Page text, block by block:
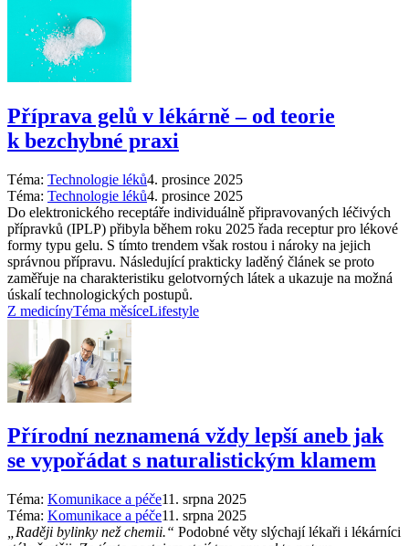
Příprava gelů v lékárně –⁠ od teorie
k bezchybné praxi
Téma: Technologie léků4. prosince 2025
Téma: Technologie léků4. prosince 2025
Do elektronického receptáře individuálně připravovaných léčivých
přípravků (IPLP) přibyla během roku 2025 řada receptur pro lékové
formy typu gelu. S tímto trendem však rostou i nároky na jejich
správnou přípravu. Následující prakticky laděný článek se proto
zaměřuje na charakteristiku gelotvorných látek a ukazuje na možná
úskalí technologických postupů.
Z medicínyTéma měsíceLifestyle
Přírodní neznamená vždy lepší aneb jak
se vypořádat s naturalistickým klamem
Téma: Komunikace a péče11. srpna 2025
Téma: Komunikace a péče11. srpna 2025
„Raději bylinky než chemii.“ Podobné věty slýchají lékaři i lékárníci